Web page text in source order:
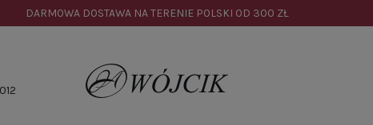
DARMOWA DOSTAWA NA TERENIE POLSKI OD 300 ZŁ